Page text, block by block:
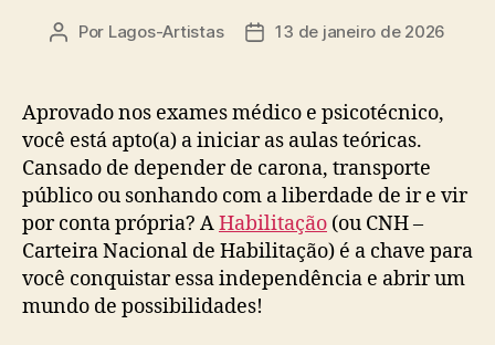
Autor
Por Lagos-Artistas
Data13 de janeiro de 2026
Aprovado nos exames médico e psicotécnico,
você está apto(a) a iniciar as aulas teóricas.
Cansado de depender de carona, transporte
público ou sonhando com a liberdade de ir e vir
por conta própria? AHabilitação (ou CNH –
Carteira Nacional de Habilitação) é a chave para
você conquistar essa independência e abrir um
mundo de possibilidades!